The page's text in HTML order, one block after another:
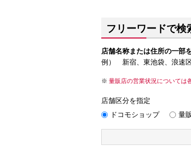
フリーワードで検
店舗名称または住所の一部
例） 新宿、東池袋、浪速
量販店の営業状況については
店舗区分を指定
ドコモショップ
量